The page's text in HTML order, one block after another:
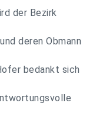
der Bezirk
deren Obmann
bedankt sich